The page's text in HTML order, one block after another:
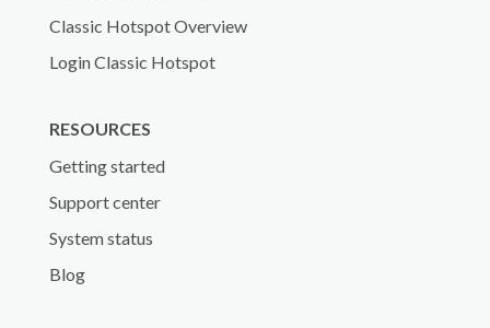
Classic Hotspot Overview
Login Classic Hotspot
RESOURCES
Getting started
Support center
System status
Blog